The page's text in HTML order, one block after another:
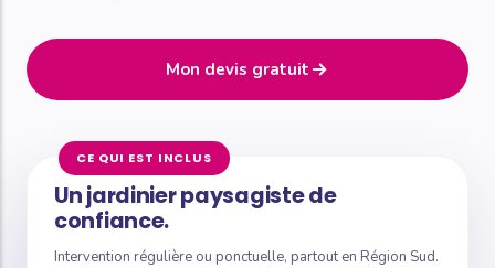
Mon devis gratuit
CE QUI EST INCLUS
Un jardinier paysagiste de
confiance.
Intervention régulière ou ponctuelle, partout en Région Sud.